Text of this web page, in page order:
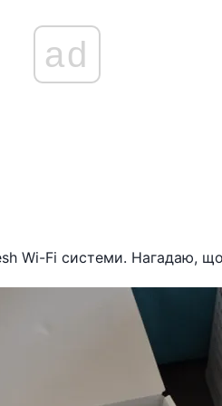
ad
Wi-Fi системи. Нагадаю,